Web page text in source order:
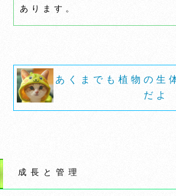
あります。
あくまでも植物の生
だよ
成長と管理